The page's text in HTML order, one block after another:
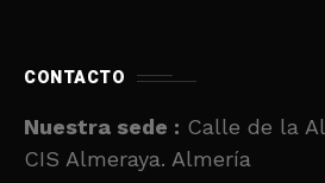
CONTACTO
Nuestra sede : Calle de la
CIS Almeraya. Almería